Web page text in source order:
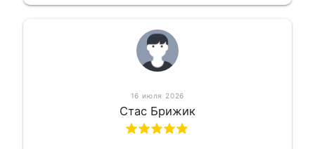
16 июля 2026
Стас Брижик